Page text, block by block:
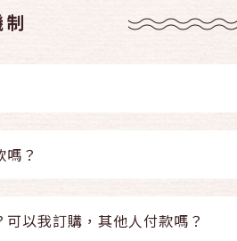
？
以我訂購，其他人付款嗎？